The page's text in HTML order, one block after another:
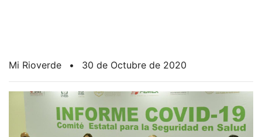
Mi Rioverde • 30 de Octubre de 2020